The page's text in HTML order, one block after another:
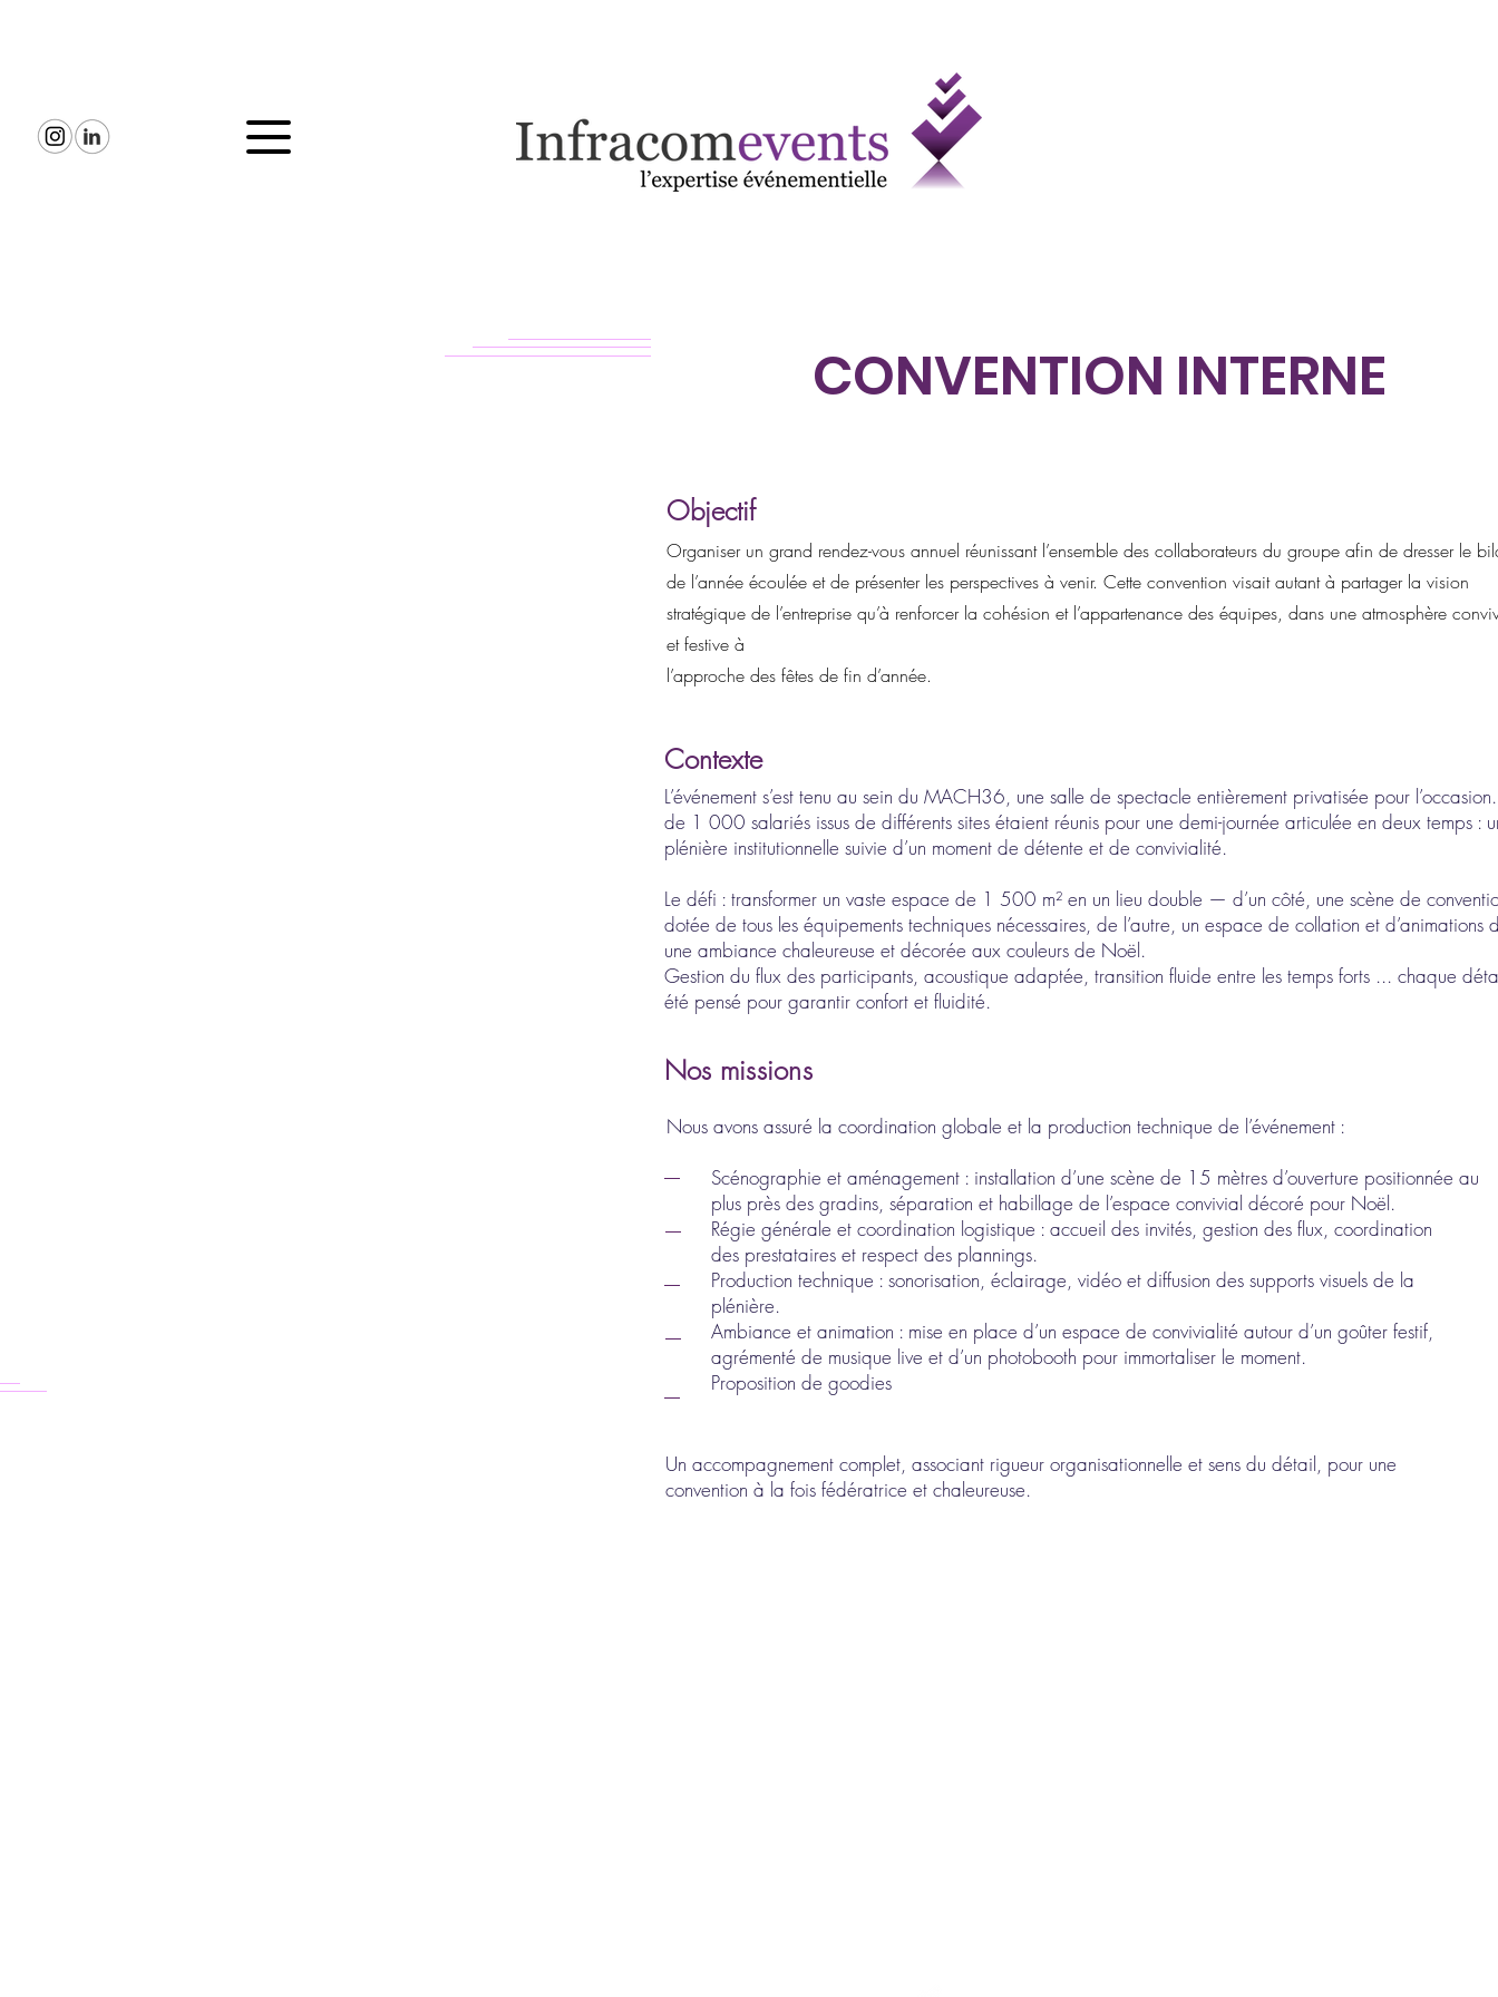
CONVENTION INTERNE
Contexte
L’événement s’est tenu au sein du MACH36, une salle de spectacle entièrement privatisée pour l’occasion.
de 1 000 salariés issus de différents sites étaient réunis pour une demi-journée articulée en deux temps :
plénière institutionnelle suivie d’un moment de détente et de convivialité.
Le défi : transformer un vaste espace de 1 500 m² en un lieu double — d’un côté, une scène de
dotée de tous les équipements techniques nécessaires, de l’autre, un espace de collation et d’animations
une ambiance chaleureuse et décorée aux couleurs de Noël.
Gestion du flux des participants, acoustique adaptée, transition fluide entre les temps forts ... chaque
été pensé pour garantir confort et fluidité.
Objectif
Organiser un grand rendez-vous annuel réunissant l’ensemble des collaborateurs du groupe afin de dresser le
de l’année écoulée et de présenter les perspectives à venir. Cette convention visait autant à partager la vision
stratégique de l’entreprise qu’à renforcer la cohésion et l’appartenance des équipes, dans une atmosphère
et festive à
l’approche des fêtes de fin d’année.
Nos missions
Nous avons assuré la coordination globale et la production technique de l’événement :
Scénographie et aménagement : installation d’une scène de 15 mètres d’ouverture positionnée au
plus près des gradins, séparation et habillage de l’espace convivial décoré pour Noël.
Régie générale et coordination logistique : accueil des invités, gestion des flux, coordination
des prestataires et respect des plannings.
Production technique : sonorisation, éclairage, vidéo et diffusion des supports visuels de la
plénière.
Ambiance et animation : mise en place d’un espace de convivialité autour d’un goûter festif,
agrémenté de musique live et d’un photobooth pour immortaliser le moment.
Proposition de goodies
Un accompagnement complet, associant rigueur organisationnelle et sens du détail, pour une
convention à la fois fédératrice et chaleureuse.